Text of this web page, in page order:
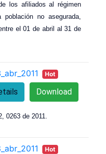
los afiliados al régimen
no asegurada,
el 01 de abril al 31 de
Hot
Download
0263 de 2011.
Hot